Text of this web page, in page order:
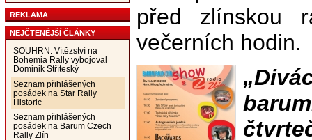
REKLAMA
NEJČTENĚJŠÍ ČLÁNKY
SOUHRN: Vítězství na
Bohemia Rally vybojoval
Dominik Stříteský
Seznam přihlášených
posádek na Star Rally
Historic
Seznam přihlášených
posádek na Barum Czech
Rally Zlín
před zlínskou
večerních hodin.